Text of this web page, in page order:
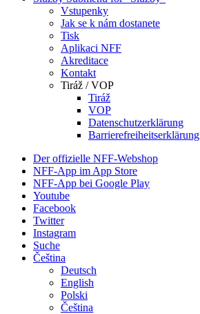
Vstupenky
Jak se k nám dostanete
Tisk
Aplikaci NFF
Akreditace
Kontakt
Tiráž / VOP
Tiráž
VOP
Datenschutzerklärung
Barrierefreiheitserklärung
Der offizielle NFF-Webshop
NFF-App im App Store
NFF-App bei Google Play
Youtube
Facebook
Twitter
Instagram
Suche
Čeština
Deutsch
English
Polski
Čeština